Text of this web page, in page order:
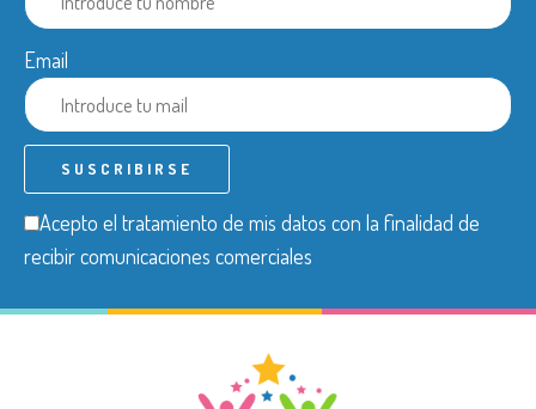
Email
Acepto el tratamiento de mis datos con la finalidad de
recibir comunicaciones comerciales